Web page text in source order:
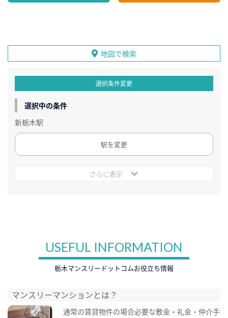
地図で検索
選択条件変更
選択中の条件
新栃木駅
駅を変更
さらに表示
USEFUL INFORMATION
栃木マンスリードットコムお役立ち情報
マンスリーマンションとは？
通常の賃貸物件の場合必要な敷金・礼金・仲介手